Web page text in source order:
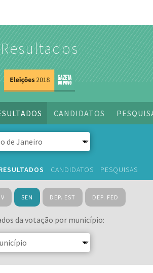
Resultados
CANDIDATOS
CANDIDATOS PESQUISAS
SEN DEP. EST DEP. FED
da votação por município: